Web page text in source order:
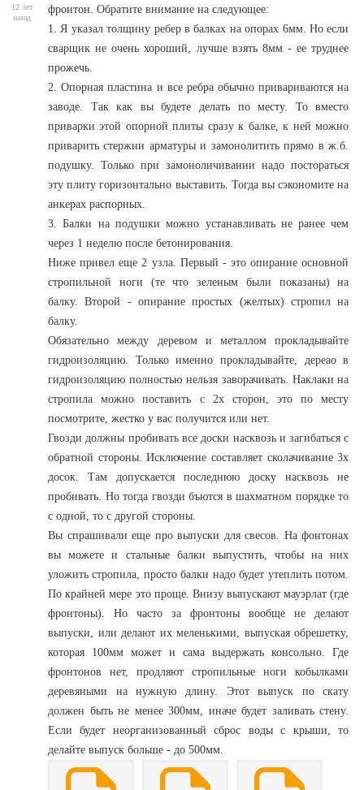
12 лет
назад
фронтон. Обратите внимание на следующее:
1. Я указал толщину ребер в балках на опорах 6мм. Но если
сварщик не очень хороший, лучше взять 8мм - ее труднее
прожечь.
2. Опорная пластина и все ребра обычно привариваются на
заводе. Так как вы будете делать по месту. То вместо
приварки этой опорной плиты сразу к балке, к ней можно
приварить стержни арматуры и замонолитить прямо в ж.б.
подушку. Только при замоноличивании надо постораться
эту плиту горизонтально выставить. Тогда вы сэкономите на
анкерах распорных.
3. Балки на подушки можно устанавливать не ранее чем
через 1 неделю после бетонирования.
Ниже привел еще 2 узла. Первый - это опирание основной
стропильной ноги (те что зеленым были показаны) на
балку. Второй - опирание простых (желтых) стропил на
балку.
Обязательно между деревом и металлом прокладывайте
гидроизоляцию. Только именно прокладывайте, дереао в
гидроизоляцию полностью нельзя заворачивать. Наклаки на
стропила можно поставить с 2х сторон, это по месту
посмотрите, жестко у вас получится или нет.
Гвозди должны пробивать все доски насквозь и загибаться с
обратной стороны. Исключение составляет сколачивание 3х
досок. Там допускается последнюю доску насквозь не
пробивать. Но тогда гвозди бъются в шахматном порядке то
с одной, то с другой стороны.
Вы спрашивали еще про выпуски для свесов. На фонтонах
вы можете и стальные балки выпустить, чтобы на них
уложить стропила, просто балки надо будет утеплить потом.
По крайней мере это проще. Внизу выпускают мауэрлат (где
фронтоны). Но часто за фронтоны вообще не делают
выпуски, или делают их меленькими, выпуская обрешетку,
которая 100мм может и сама выдержать консольно. Где
фронтонов нет, продляют стропильные ноги кобылками
деревяными на нужную длину. Этот выпуск по скату
должен быть не менее 300мм, иначе будет заливать стену.
Если будет неорганизованный сброс воды с крыши, то
делайте выпуск больше - до 500мм.